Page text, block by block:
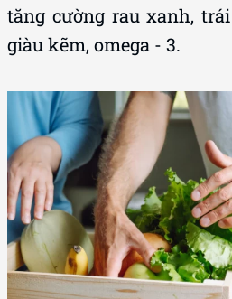
tăng cường rau xanh,
giàu kẽm, omega - 3.